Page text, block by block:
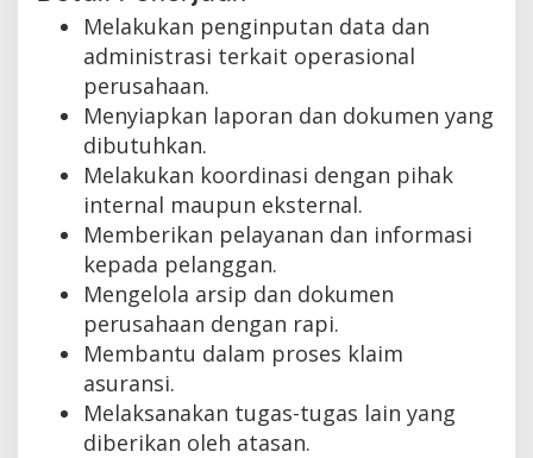
Melakukan penginputan data dan
administrasi terkait operasional
perusahaan.
Menyiapkan laporan dan dokumen yang
dibutuhkan.
Melakukan koordinasi dengan pihak
internal maupun eksternal.
Memberikan pelayanan dan informasi
kepada pelanggan.
Mengelola arsip dan dokumen
perusahaan dengan rapi.
Membantu dalam proses klaim
asuransi.
Melaksanakan tugas-tugas lain yang
diberikan oleh atasan.